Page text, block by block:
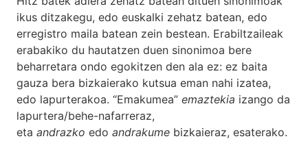
ikus ditzakegu, edo euskalki zehatz batean, edo
erregistro maila batean zein bestean. Erabiltzaileak
erabakiko du hautatzen duen sinonimoa bere
beharretara ondo egokitzen den ala ez: ez baita
gauza bera bizkaierako kutsua eman nahi izatea,
edo lapurterakoa. “Emakumea” emaztekia izango da
lapurtera/behe-nafarreraz,
eta andrazko edo andrakume bizkaieraz, esaterako.